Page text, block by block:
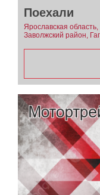
Поехали
Ярославская
Заволжский район,